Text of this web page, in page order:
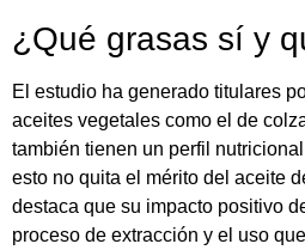
¿Qué grasas sí y
El estudio ha generado titulares
aceites vegetales como el de
también tienen un perfil
esto no quita el mérito del aceite
destaca que su impacto positivo
proceso de extracción y el uso